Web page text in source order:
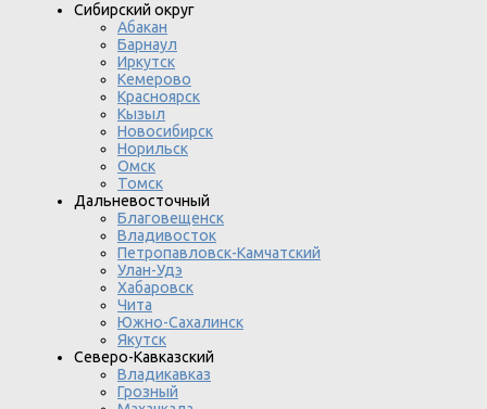
Сибирский округ
Абакан
Барнаул
Иркутск
Кемерово
Красноярск
Кызыл
Новосибирск
Норильск
Омск
Томск
Дальневосточный
Благовещенск
Владивосток
Петропавловск-Камчатский
Улан-Удэ
Хабаровск
Чита
Южно-Сахалинск
Якутск
Северо-Кавказский
Владикавказ
Грозный